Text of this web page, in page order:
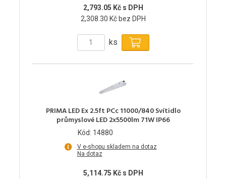
2,793.05 Kč s DPH
2,308.30 Kč bez DPH
ks
PRIMA LED Ex 2.5ft PCc 11000/840 Svítidlo
průmyslové LED 2x5500lm 71W IP66
Kód: 14880
V e-shopu skladem na dotaz
Na dotaz
5,114.75 Kč s DPH